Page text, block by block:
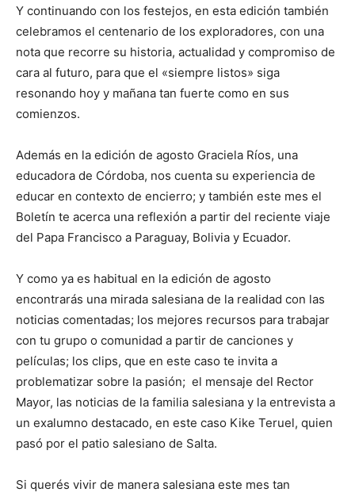
Y continuando con los festejos, en esta edición también
celebramos el centenario de los exploradores, con una
nota que recorre su historia, actualidad y compromiso de
cara al futuro, para que el «siempre listos» siga
resonando hoy y mañana tan fuerte como en sus
comienzos.
Además en la edición de agosto Graciela Ríos, una
educadora de Córdoba, nos cuenta su experiencia de
educar en contexto de encierro; y también este mes el
Boletín te acerca una reflexión a partir del reciente viaje
del Papa Francisco a Paraguay, Bolivia y Ecuador.
Y como ya es habitual en la edición de agosto
encontrarás una mirada salesiana de la realidad con las
noticias comentadas; los mejores recursos para trabajar
con tu grupo o comunidad a partir de canciones y
películas; los clips, que en este caso te invita a
problematizar sobre la pasión; el mensaje del Rector
Mayor, las noticias de la familia salesiana y la entrevista a
un exalumno destacado, en este caso Kike Teruel, quien
pasó por el patio salesiano de Salta.
Si querés vivir de manera salesiana este mes tan